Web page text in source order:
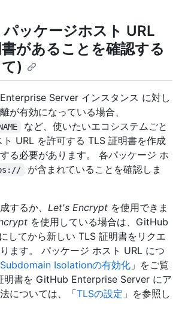
ッケージホスト URL
があることを確認する
)
Server インスタンス に対し
が有効になっている場合、
など、使いたいエコシステムごと
URL を許可する TLS 証明書を作成
る必要があります。 各パッケージ ホ
が含まれていることを確認しま
するか、 Let's Encrypt を使用できま
を使用している場合は、GitHub
してから新しい TLS 証明書をリクエ
ます。 パッケージ ホスト URL につ
Subdomain Isolationの有効化 」をご覧
明書を GitHub Enterprise Server にア
については、「TLSの設定 」を参照し